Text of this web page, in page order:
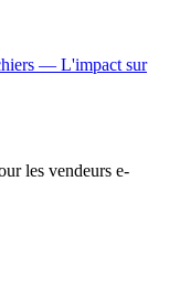
— L'impact sur
les vendeurs e-